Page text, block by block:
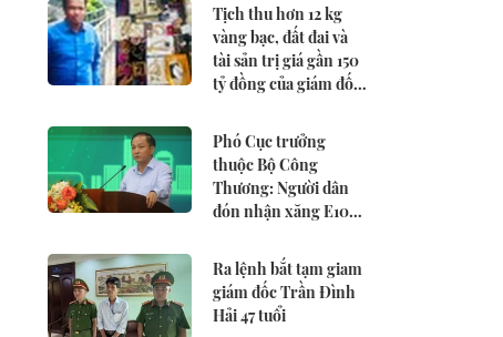
Tịch thu hơn 12 kg
vàng bạc, đất đai và
tài sản trị giá gần 150
tỷ đồng của giám đốc
nước
Phó Cục trưởng
thuộc Bộ Công
Thương: Người dân
đón nhận xăng E10
hơn
Ra lệnh bắt tạm giam
giám đốc Trần Đình
Hải 47 tuổi